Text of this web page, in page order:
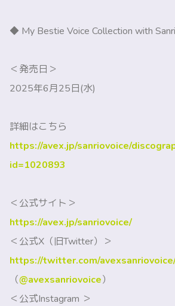
◆ My Bestie Voice Collection with
＜発売日＞
2025年6月25日(水)
詳細はこちら
https://avex.jp/sanriovoice/
id=1020893
＜公式サイト＞
https://avex.jp/sanriovoice/
＜公式X（旧Twitter）＞
https://twitter.com/
（@avexsanriovoice）
＜公式Instagram ＞